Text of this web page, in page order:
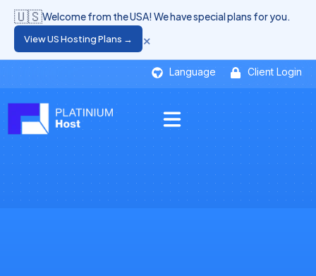
Language Client Login
🇺🇸Welcome from the USA! We have special plans for you.
View US Hosting Plans → ×